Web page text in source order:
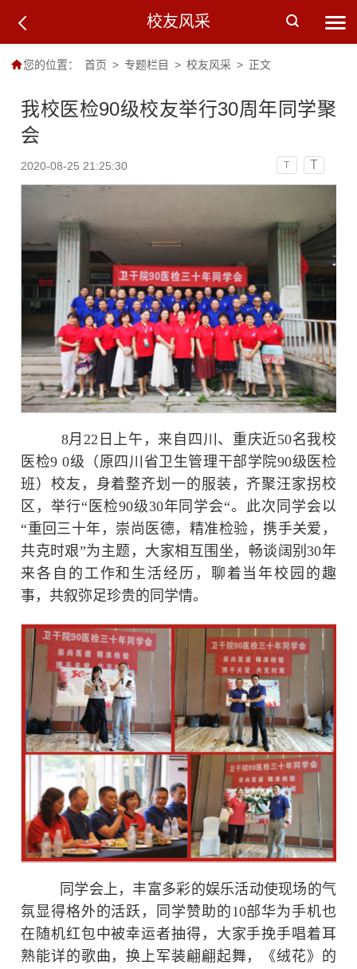
校友风采
您的位置： 首页 > 专题栏目 > 校友风采 > 正文
我校医检90级校友举行30周年同学聚
会
2020-08-25 21:25:30 T T
8月22日上午，来自四川、重庆近50名我校
医检9 0级（原四川省卫生管理干部学院90级医检
班）校友，身着整齐划一的服装，齐聚汪家拐校
区，举行“医检90级30年同学会“。此次同学会以
“重回三十年，崇尚医德，精准检验，携手关爱，
共克时艰”为主题，大家相互围坐，畅谈阔别30年
来各自的工作和生活经历，聊着当年校园的趣
事，共叙弥足珍贵的同学情。
同学会上，丰富多彩的娱乐活动使现场的气
氛显得格外的活跃，同学赞助的10部华为手机也
在随机红包中被幸运者抽得，大家手挽手唱着耳
熟能详的歌曲，换上军装翩翩起舞，《绒花》的